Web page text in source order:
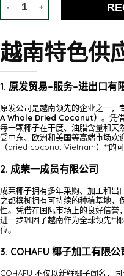
越南特色供
1. 原发贸易–服务–进出口有
原发公司是越南领先的企业之一，
A Whole Dried Coconut） 。凭
每一颗椰子在干度、油脂含量和天
受中东、欧洲和美国等高端市场欢
（dried coconut Vietnam）**的可
2. 成荣一成员有限公司
成荣椰子拥有多年采购、加工和出
之都槟椥拥有可持续的种植基地，
性。凭借在国际市场上的良好信誉
进一步巩固了越南作为全球领先**
位。
3. COHAFU 椰子加工有限公
COHAFU 不仅以新鲜椰子闻名，